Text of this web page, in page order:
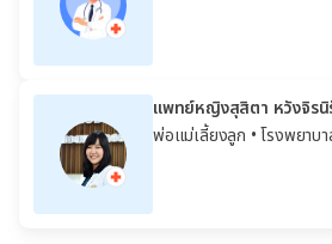
แพทย์หญิงสุสิตา หวังจิรนิ
พ่อแม่เลี้ยงลูก • โรงพยาบ